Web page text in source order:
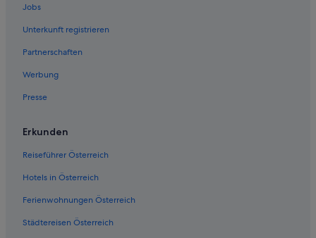
Jobs
Unterkunft registrieren
Partnerschaften
Werbung
Presse
Erkunden
Reiseführer Österreich
Hotels in Österreich
Ferienwohnungen Österreich
Städtereisen Österreich